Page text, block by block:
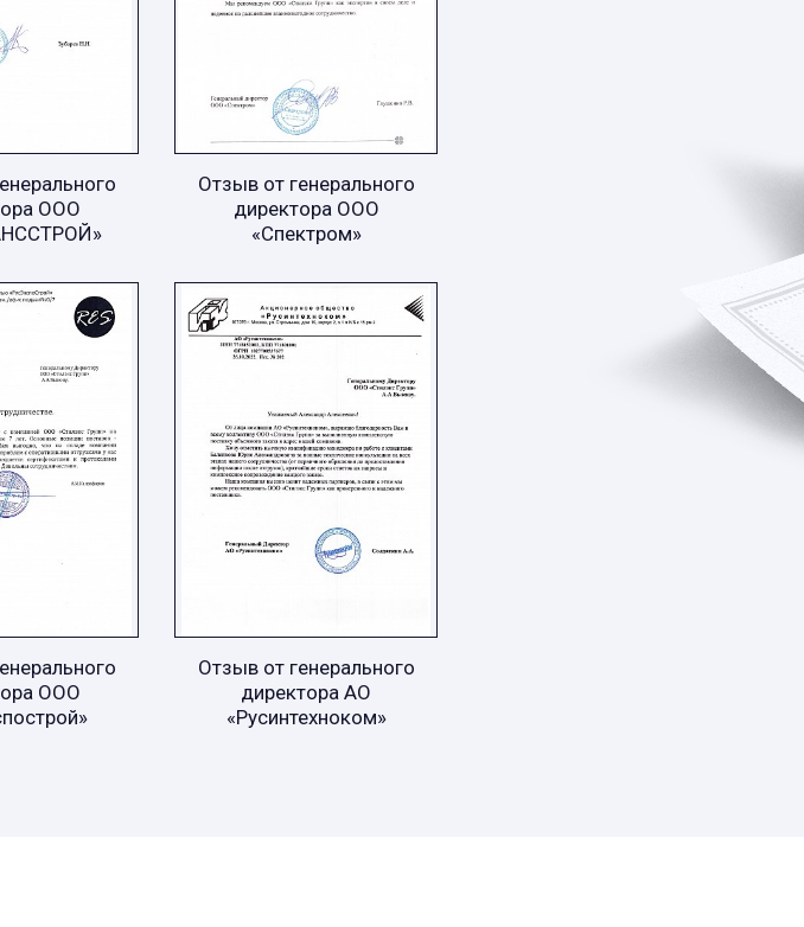
ООО
Отзыв от генерального
директора ООО
«Спектром»
ООО
Отзыв от генерального
директора АО
«Русинтехноком»